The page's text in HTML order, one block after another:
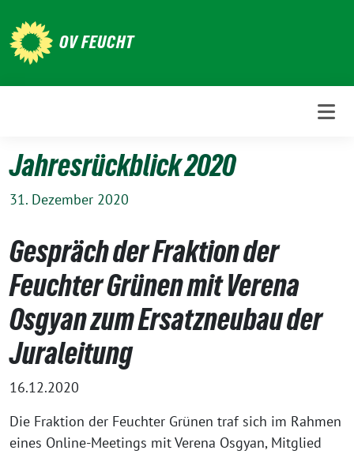
zum
Inhalt
OV FEUCHT
Jahresrückblick 2020
31. Dezember 2020
Gespräch der Fraktion der
Feuchter Grünen mit Verena
Osgyan zum Ersatzneubau der
Juraleitung
16.12.2020
Die Fraktion der Feuchter Grünen traf sich im Rahmen
eines Online-Meetings mit Verena Osgyan, Mitglied